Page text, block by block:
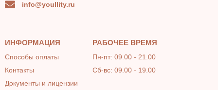
info@youllity.ru
ИНФОРМАЦИЯ
Способы оплаты
Контакты
Документы и лицензии
РАБОЧЕЕ ВРЕМЯ
Пн-пт: 09.00 - 21.00
Сб-вс: 09.00 - 19.00